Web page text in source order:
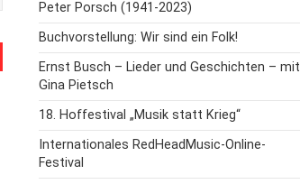
Peter Porsch (1941-2023)
Buchvorstellung: Wir sind ein Folk!
Ernst Busch – Lieder und Geschichten – mit
Gina Pietsch
18. Hoffestival „Musik statt Krieg“
Internationales RedHeadMusic-Online-
Festival